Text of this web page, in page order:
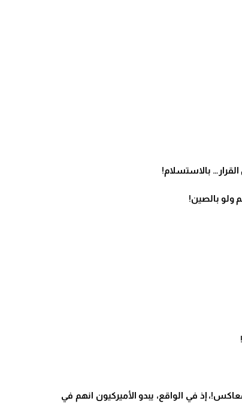
بالاستسلام!
ولو بالصين!
إذ في الواقع، يبدو الأميركيون انهم في